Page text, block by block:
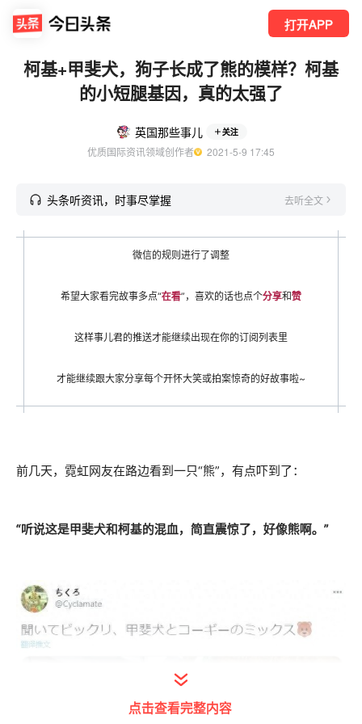
打开APP
柯基+甲斐犬，狗子长成了熊的模样？柯基
的小短腿基因，真的太强了
英国那些事儿 关注
优质国际资讯领域创作者
  2021-5-9 17:45
头条听资讯，时事尽掌握 去听全文
微信的规则进行了调整
希望大家看完故事多点“在看”，喜欢的话也点个分享和赞
这样事儿君的推送才能继续出现在你的订阅列表里
才能继续跟大家分享每个开怀大笑或拍案惊奇的好故事啦~
前几天，霓虹网友在路边看到一只“熊”，有点吓到了：
“听说这是甲斐犬和柯基的混血，简直震惊了，好像熊啊。”
点击查看完整内容